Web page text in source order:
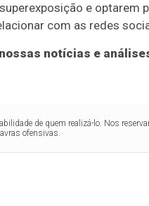
e optarem
com as redes
notícias e
de quem realizá-lo. Nos
ofensivas.